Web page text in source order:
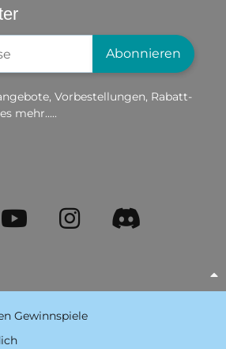
Abonnieren
Vorbestellungen, Rabatt-
mehr.....
Gewinnspiele